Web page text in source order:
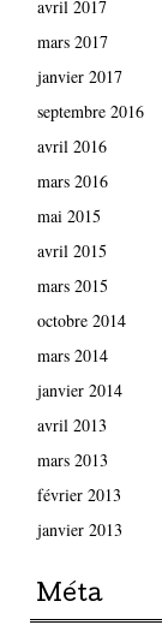
avril 2017
mars 2017
janvier 2017
septembre 2016
avril 2016
mars 2016
mai 2015
avril 2015
mars 2015
octobre 2014
mars 2014
janvier 2014
avril 2013
mars 2013
février 2013
janvier 2013
Méta